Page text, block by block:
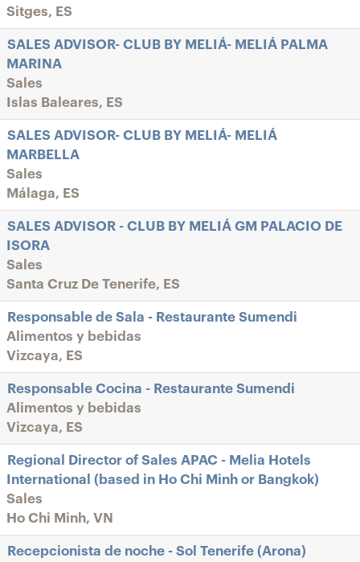
Sitges, ES
SALES ADVISOR- CLUB BY MELIÁ- MELIÁ PALMA
MARINA
Sales
Islas Baleares, ES
SALES ADVISOR- CLUB BY MELIÁ- MELIÁ
MARBELLA
Sales
Málaga, ES
SALES ADVISOR - CLUB BY MELIÁ GM PALACIO DE
ISORA
Sales
Santa Cruz De Tenerife, ES
Responsable de Sala - Restaurante Sumendi
Alimentos y bebidas
Vizcaya, ES
Responsable Cocina - Restaurante Sumendi
Alimentos y bebidas
Vizcaya, ES
Regional Director of Sales APAC - Melia Hotels
International (based in Ho Chi Minh or Bangkok)
Sales
Ho Chi Minh, VN
Recepcionista de noche - Sol Tenerife (Arona)